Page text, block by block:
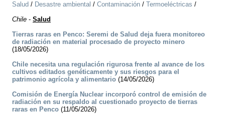
Salud / Desastre ambiental / Contaminación / Termoeléctricas /
Chile - Salud
Tierras raras en Penco: Seremi de Salud deja fuera monitoreo
de radiación en material procesado de proyecto minero
(18/05/2026)
Chile necesita una regulación rigurosa frente al avance de los
cultivos editados genéticamente y sus riesgos para el
patrimonio agrícola y alimentario (14/05/2026)
Comisión de Energía Nuclear incorporó control de emisión de
radiación en su respaldo al cuestionado proyecto de tierras
raras en Penco (11/05/2026)